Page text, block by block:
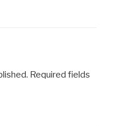
Required fields